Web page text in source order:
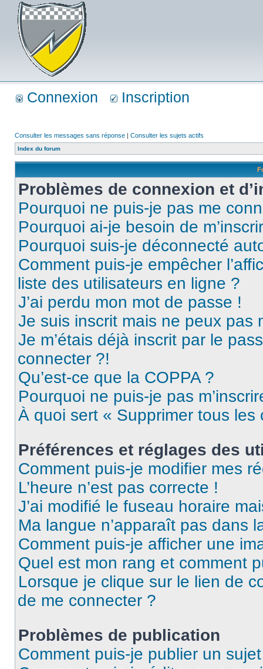
Connexion Inscription
Consulter les messages sans réponse | Consulter les sujets actifs
Index du forum
Problèmes de connexion et
Pourquoi ne puis-je pas me
Pourquoi ai-je besoin de
Pourquoi suis-je déconnecté
Comment puis-je empêcher
liste des utilisateurs en ligne ?
J’ai perdu mon mot de passe !
Je suis inscrit mais ne peux pas
Je m’étais déjà inscrit par le
connecter ?!
Qu’est-ce que la COPPA ?
Pourquoi ne puis-je pas
À quoi sert « Supprimer tous les
Préférences et réglages des
Comment puis-je modifier mes
L’heure n’est pas correcte !
J’ai modifié le fuseau horaire
Ma langue n’apparaît pas dans
Comment puis-je afficher une
Quel est mon rang et comment
Lorsque je clique sur le lien de
de me connecter ?
Problèmes de publication
Comment puis-je publier un